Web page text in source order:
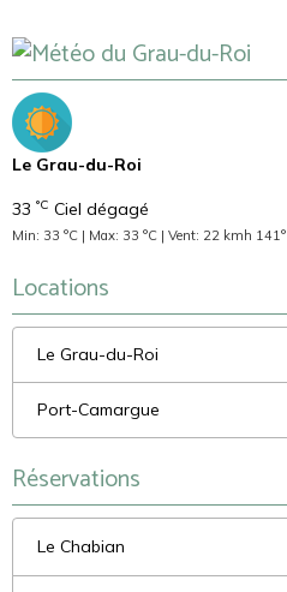
Le Grau-du-Roi
33 °C Ciel dégagé
Min: 33 °C | Max: 33 °C | Vent: 22 kmh 141°
Locations
Le Grau-du-Roi
Port-Camargue
Réservations
Le Chabian